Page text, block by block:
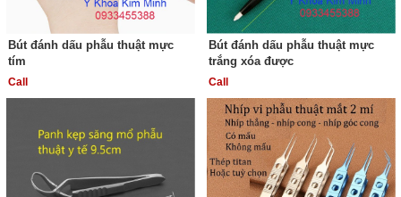
Bút đánh dấu phẫu thuật mực
tím
Call
Bút đánh dấu phẫu thuật mực
trắng xóa được
Call